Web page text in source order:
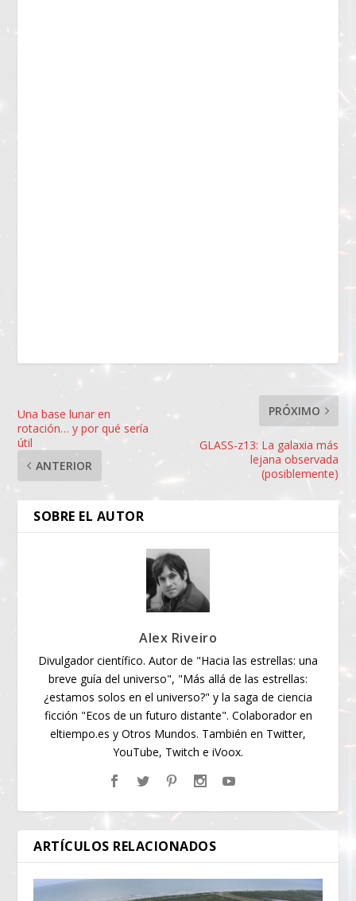
Una base lunar en
rotación… y por qué sería
útil
ANTERIOR
PRÓXIMO
GLASS-z13: La galaxia más
lejana observada
(posiblemente)
SOBRE EL AUTOR
Alex Riveiro
Divulgador científico. Autor de "Hacia las estrellas: una
breve guía del universo", "Más allá de las estrellas:
¿estamos solos en el universo?" y la saga de ciencia
ficción "Ecos de un futuro distante". Colaborador en
eltiempo.es y Otros Mundos. También en Twitter,
YouTube, Twitch e iVoox.
ARTÍCULOS RELACIONADOS